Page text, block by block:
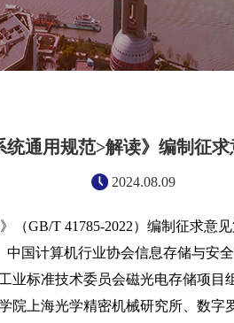
统通用规范>解读》编制征
2024.08.09
（GB/T 41785-2022）编制征求
国计算机行业协会信息存储与安
标准技术委员会磁光电存储项
上海光学精密机械研究所、数